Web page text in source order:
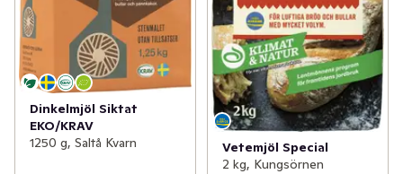
Dinkelmjöl Siktat
EKO/KRAV
1250 g, Saltå Kvarn
Vetemjöl Special
2 kg, Kungsörnen